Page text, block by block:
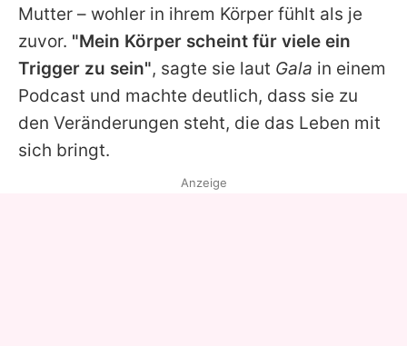
Mutter – wohler in ihrem Körper fühlt als je
zuvor. "Mein Körper scheint für viele ein
Trigger zu sein", sagte sie laut Gala in einem
Podcast und machte deutlich, dass sie zu
den Veränderungen steht, die das Leben mit
sich bringt.
Anzeige